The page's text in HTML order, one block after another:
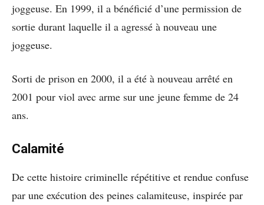
joggeuse. En 1999, il a bénéficié d’une permission de
sortie durant laquelle il a agressé à nouveau une
joggeuse.
Sorti de prison en 2000, il a été à nouveau arrêté en
2001 pour viol avec arme sur une jeune femme de 24
ans.
Calamité
De cette histoire criminelle répétitive et rendue confuse
par une exécution des peines calamiteuse, inspirée par